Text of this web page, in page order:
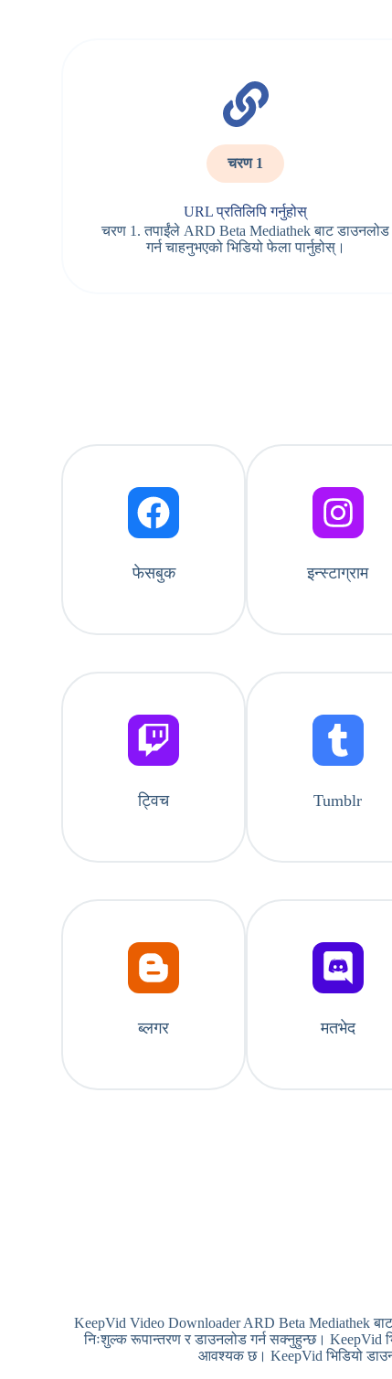
चरण 1
URL प्रतिलिपि गर्नुहोस्
चरण 1. तपाईंले ARD Beta Mediathek बाट डाउनलोड
गर्न चाहनुभएको भिडियो फेला पार्नुहोस्।
फेसबुक इन्स्टाग्राम
ट्विच Tumblr
ब्लगर मतभेद
KeepVid Video Downloader ARD Beta Mediathek
निःशुल्क रूपान्तरण र डाउनलोड गर्न सक्नुहुन्छ। KeepVid
आवश्यक छ। KeepVid भिडियो